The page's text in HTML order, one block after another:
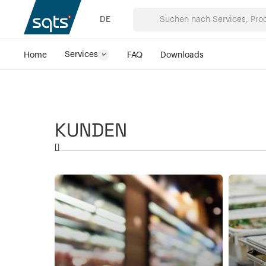
DE
Home Services FAQ Downloads
KUNDEN